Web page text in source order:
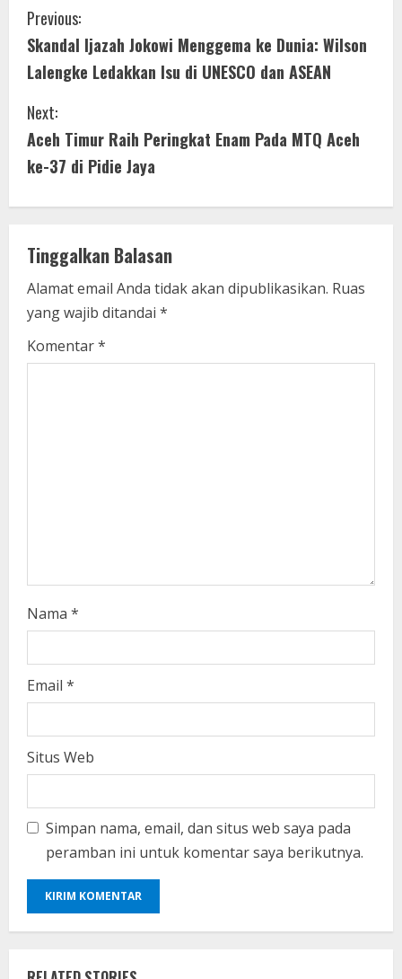
C
o
n
t
i
n
u
e
R
e
Previous:
Skandal Ijazah Jokowi Menggema ke Dunia: Wilson
Lalengke Ledakkan Isu di UNESCO dan ASEAN
Next:
Aceh Timur Raih Peringkat Enam Pada MTQ Aceh
ke-37 di Pidie Jaya
Tinggalkan Balasan
Alamat email Anda tidak akan dipublikasikan. Ruas
yang wajib ditandai *
Komentar*
Nama *
Email *
Situs Web
Simpan nama, email, dan situs web saya pada
peramban ini untuk komentar saya berikutnya.